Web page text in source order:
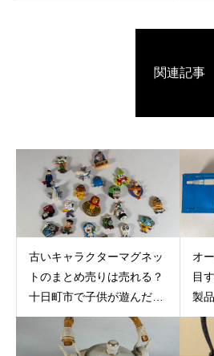
関連記事
古いキャラクターマグネッ
トのまとめ売りは売れる？
十日町市で子供が遊んだ思
い出の品を実用価値重視で
誠実に査定
オ
目
製
金
「